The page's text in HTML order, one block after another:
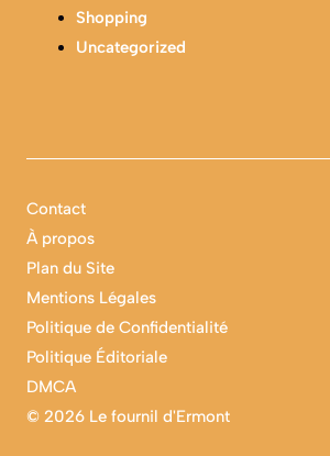
Shopping
Uncategorized
© 2026 Le fournil d'Ermont
Contact
À propos
Plan du Site
Mentions Légales
Politique de Confidentialité
Politique Éditoriale
DMCA